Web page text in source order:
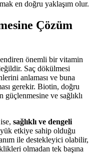
en doğru yaklaşım olur.
Çözüm
önemli bir vitamin
Saç dökülmesi
anlaması ve buna
gerekir. Biotin, doğru
güçlenmesine ve sağlıklı
sağlıklı ve dengeli
etkiye sahip olduğu
ile destekleyici olabilir,
olmadan tek başına